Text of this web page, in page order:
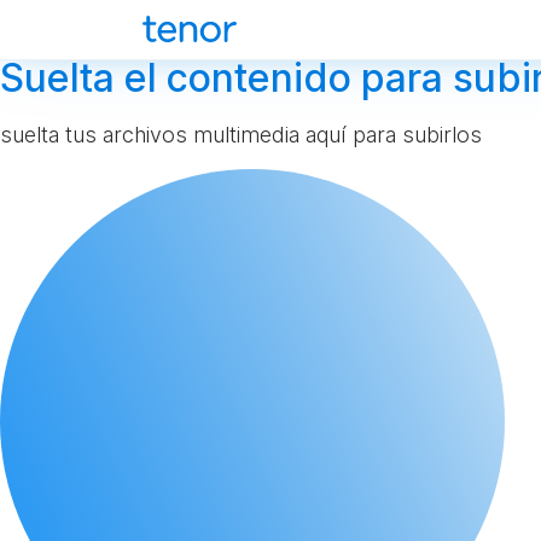
Suelta el contenido para
suelta tus archivos multimedia aquí para subirlos